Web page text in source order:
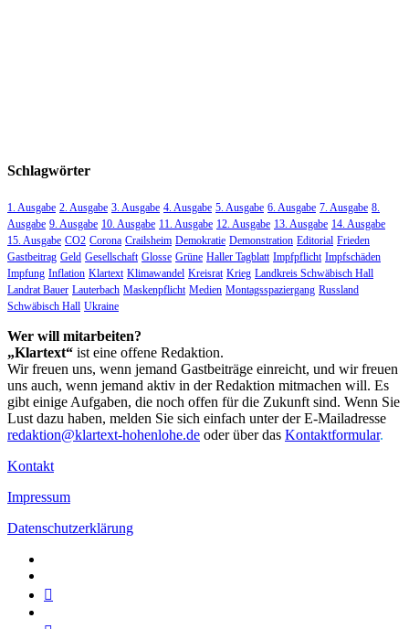
Schlagwörter
1. Ausgabe 2. Ausgabe 3. Ausgabe 4. Ausgabe 5. Ausgabe 6. Ausgabe 7. Ausgabe 8.
Ausgabe 9. Ausgabe 10. Ausgabe 11. Ausgabe 12. Ausgabe 13. Ausgabe 14. Ausgabe
15. Ausgabe CO2 Corona Crailsheim Demokratie Demonstration Editorial Frieden
Gastbeitrag Geld Gesellschaft Glosse Grüne Haller Tagblatt Impfpflicht Impfschäden
Impfung Inflation Klartext Klimawandel Kreisrat Krieg Landkreis Schwäbisch Hall
Landrat Bauer Lauterbach Maskenpflicht Medien Montagsspaziergang Russland
Schwäbisch Hall Ukraine
Wer will mitarbeiten?
„Klartext“ ist eine offene Redaktion.
Wir freuen uns, wenn jemand Gastbeiträge einreicht, und wir freuen
uns auch, wenn jemand aktiv in der Redaktion mitmachen will. Es
gibt einige Aufgaben, die noch offen für die Zukunft sind. Wenn Sie
Lust dazu haben, melden Sie sich einfach unter der E-Mailadresse
redaktion@klartext-hohenlohe.de oder über das Kontaktformular.
Kontakt
Impressum
Datenschutzerklärung